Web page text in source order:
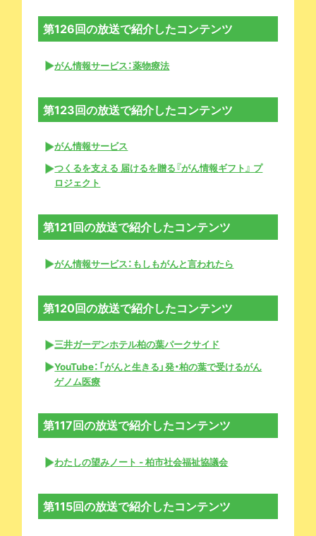
第126回の放送で紹介したコンテンツ
がん情報サービス：薬物療法
第123回の放送で紹介したコンテンツ
がん情報サービス
つくるを支える 届けるを贈る『がん情報ギフト』 プ
ロジェクト
第121回の放送で紹介したコンテンツ
がん情報サービス：もしもがんと言われたら
第120回の放送で紹介したコンテンツ
三井ガーデンホテル柏の葉パークサイド
YouTube：「がんと生きる」発・柏の葉で受けるがん
ゲノム医療
第117回の放送で紹介したコンテンツ
わたしの望みノート - 柏市社会福祉協議会
第115回の放送で紹介したコンテンツ